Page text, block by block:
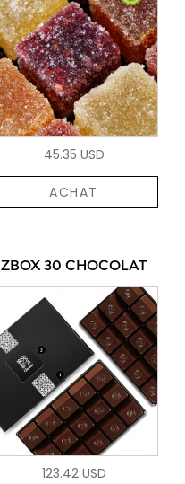
45.35 USD
ACHAT
ZBOX 30 CHOCOLAT
123.42 USD